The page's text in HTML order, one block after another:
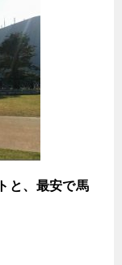
と、最安で馬